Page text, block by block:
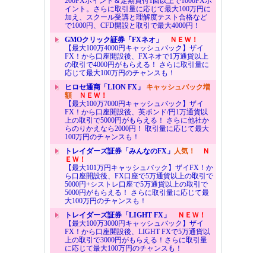
イント。さらに取引量に応じて最大100万円に
加え、スクール受講と理解度テスト合格など
で1000円、CFD開設と取引で最大4000円！
GMOクリック証券「FXネオ」
ＮＥＷ！
【最大100万4000円キャッシュバック】ザイ
FX！から口座開設後、FXネオで1万通貨以上
の取引で4000円がもらえる！ さらに取引量に
応じて最大100万円のチャンスも！
ヒロセ通商「LION FX」 キャッシュバック増
額ＮＥＷ！
【最大100万7000円キャッシュバック】ザイ
FX！から口座開設後、英ポンド/円1万通貨以
上の取引で5000円がもらえる！ さらに他社か
らのりかえなら2000円！ 取引量に応じて最大
100万円のチャンスも！
トレイダーズ証券「みんなのFX」 人気！
Ｎ
ＥＷ！
【最大101万円キャッシュバック】ザイFX！か
ら口座開設後、FX口座で5万通貨以上の取引で
5000円+シストレ口座で5万通貨以上の取引で
5000円がもらえる！ さらに取引量に応じて最
大100万円のチャンスも！
トレイダーズ証券「LIGHT FX」
ＮＥＷ！
【最大100万3000円キャッシュバック】ザイ
FX！から口座開設後、LIGHT FXで5万通貨以
上の取引で3000円がもらえる！さらに取引量
に応じて最大100万円のチャンスも！